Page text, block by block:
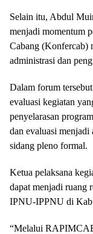
Selain itu, Abdul
menjadi momentum
Cabang (Konfercab)
administrasi dan
Dalam forum
evaluasi kegiatan
penyelarasan
dan evaluasi menjadi
sidang pleno formal.
Ketua pelaksana
dapat menjadi ruang
IPNU-IPPNU di
“Melalui